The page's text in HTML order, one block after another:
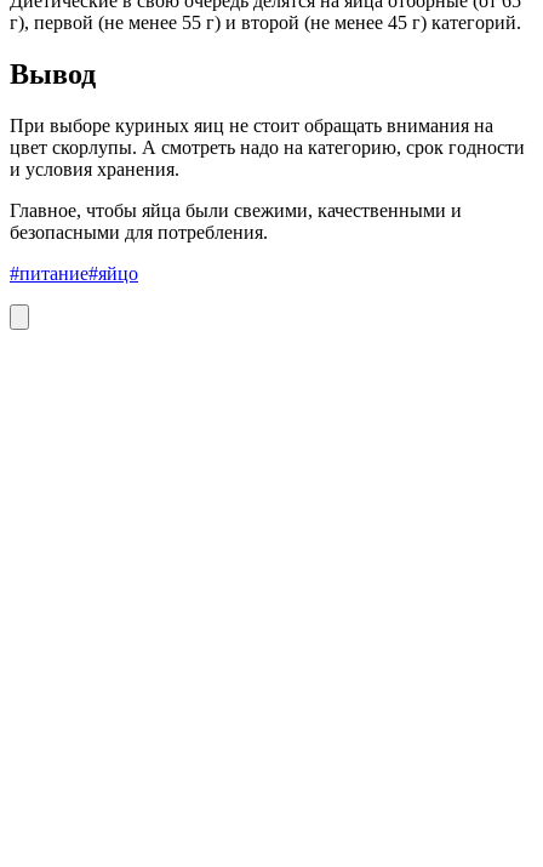
г), первой (не менее 55 г) и второй (не менее 45 г) категорий.
Вывод
При выборе куриных яиц не стоит обращать внимания на
цвет скорлупы. А смотреть надо на категорию, срок годности
и условия хранения.
Главное, чтобы яйца были свежими, качественными и
безопасными для потребления.
#питание#яйцо